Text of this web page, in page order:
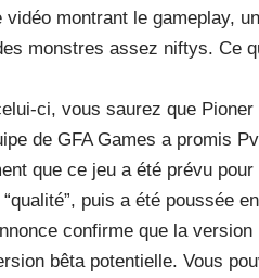
vidéo montrant le gameplay,
monstres assez niftys. Ce
ci, vous saurez que
de GFA Games a promis
que ce jeu a été prévu
puis a été poussée
confirme que la
bêta potentielle. Vous